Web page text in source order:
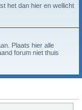
het dan hier en wellicht
Plaats hier alle
forum niet thuis